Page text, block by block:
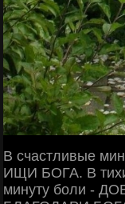
В счастливые
ИЩИ БОГА. В
минуту боли -